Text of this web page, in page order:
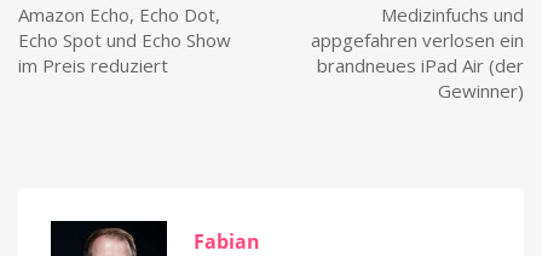
Amazon Echo, Echo Dot,
Echo Spot und Echo Show
im Preis reduziert
Medizinfuchs und
appgefahren verlosen ein
brandneues iPad Air (der
Gewinner)
Fabian